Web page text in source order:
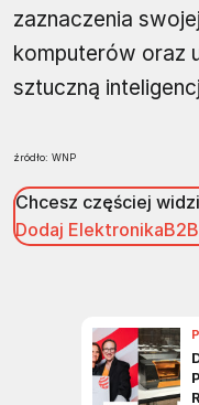
zaznaczenia
komputerów oraz
sztuczną
źródło: WNP
Chcesz częściej
Dodaj